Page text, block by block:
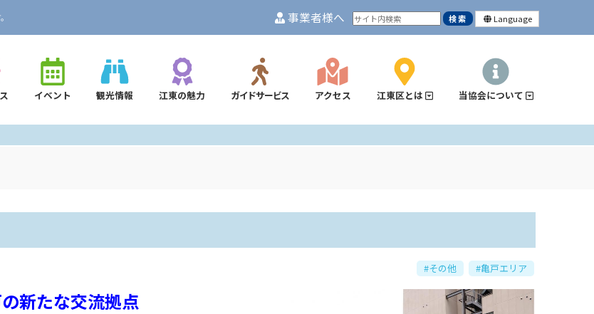
事業者様へ Language
イベント 観光情報 江東の魅力 ガイドサービス アクセス 江東区とは 当協会について
#その他 #亀戸エリア
新たな交流拠点